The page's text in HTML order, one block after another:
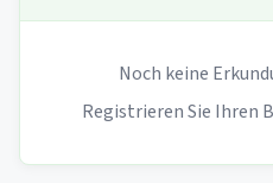
Noch keine
Registrieren Sie Ihren